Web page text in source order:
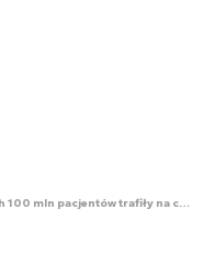
Bazy danych 100 mln pacjentów trafiły na czarny rynek